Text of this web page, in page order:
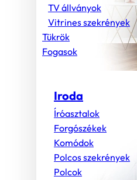
TV állványok
Vitrines szekrények
Tükrök
Fogasok
Iroda
Íróasztalok
Forgószékek
Komódok
Polcos szekrények
Polcok